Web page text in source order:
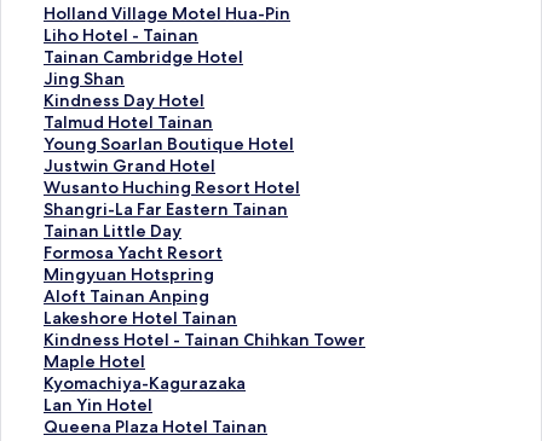
Holland Village Motel Hua-Pin
H
o
l
l
a
n
d
V
i
l
l
a
g
e
M
o
t
e
l
H
Liho Hotel - Tainan
L
i
h
o
H
o
t
e
l
-
T
a
i
n
a
n
的
連
結
Tainan Cambridge Hotel
T
a
i
n
a
n
C
a
m
b
r
i
d
g
e
H
o
t
Jing Shan
J
i
n
g
S
h
a
n
的
連
結
Kindness Day Hotel
K
i
n
d
n
e
s
s
D
a
y
H
o
t
e
l
Talmud Hotel Tainan
T
a
l
m
u
d
H
o
t
e
l
T
a
i
n
Young Soarlan Boutique Hotel
Y
o
u
n
g
S
o
a
r
l
a
n
B
o
Justwin Grand Hotel
J
u
s
t
w
i
n
G
r
a
n
d
H
Wusanto Huching Resort Hotel
W
u
s
a
n
t
o
H
u
c
h
i
Shangri-La Far Eastern Tainan
S
h
a
n
g
r
i
-
L
a
F
Tainan Little Day
T
a
i
n
a
n
L
i
t
t
Formosa Yacht Resort
F
o
r
m
o
s
a
Y
a
Mingyuan Hotspring
M
i
n
g
y
u
a
n
Aloft Tainan Anping
A
l
o
f
t
T
a
Lakeshore Hotel Tainan
L
a
k
e
s
h
Kindness Hotel - Tainan Chihkan Tower
K
i
n
d
n
Maple Hotel
M
a
p
l
Kyomachiya-Kagurazaka
K
y
o
Lan Yin Hotel
L
a
Queena Plaza Hotel Tainan
Q